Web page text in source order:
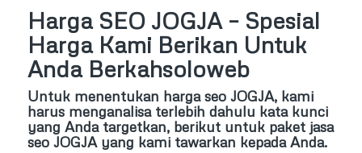
Harga SEO JOGJA – Spesial
Harga Kami Berikan Untuk
Anda Berkahsoloweb
Untuk menentukan harga seo JOGJA, kami
harus menganalisa terlebih dahulu kata kunci
yang Anda targetkan, berikut untuk paket jasa
seo JOGJA yang kami tawarkan kepada Anda.